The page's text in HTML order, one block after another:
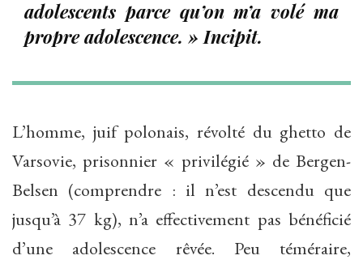
adolescents parce qu’on m’a volé ma
propre adolescence. » Incipit.
L’homme, juif polonais, révolté du ghetto de
Varsovie, prisonnier « privilégié » de Bergen-
Belsen (comprendre : il n’est descendu que
jusqu’à 37 kg), n’a effectivement pas bénéficié
d’une adolescence rêvée. Peu téméraire,